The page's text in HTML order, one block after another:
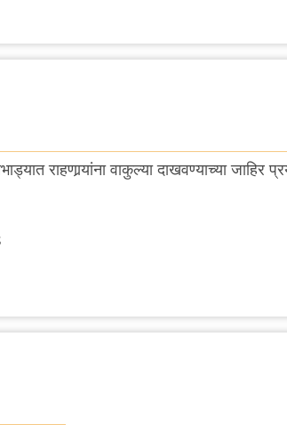
राहणार्‍यांना वाकुल्या दाखवण्याच्या जाहिर